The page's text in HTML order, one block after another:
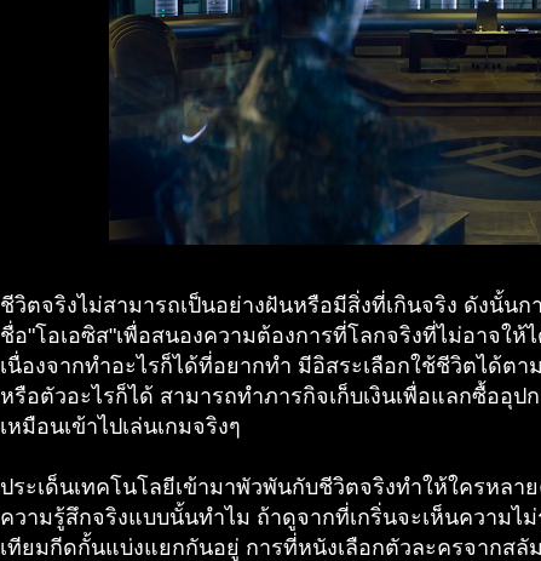
ชีวิตจริงไม่สามารถเป็นอย่างฝันหรือมีสิ่งที่เกินจริง ดังนั้น
ชื่อ"โอเอซิส"เพื่อสนองความต้องการที่โลกจริงที่ไม่อาจใ
เนื่องจากทำอะไรก็ได้ที่อยากทำ มีอิสระเลือกใช้ชีวิตได้ต
หรือตัวอะไรก็ได้ สามารถทำภารกิจเก็บเงินเพื่อแลกซื้ออุ
เหมือนเข้าไปเล่นเกมจริงๆ
ประเด็นเทคโนโลยีเข้ามาพัวพันกับชีวิตจริงทำให้ใครหลา
ความรู้สึกจริงแบบนั้นทำไม ถ้าดูจากที่เกริ่นจะเห็นความไ
เทียมกีดกั้นแบ่งแยกกันอยู่ การที่หนังเลือกตัวละครจากส